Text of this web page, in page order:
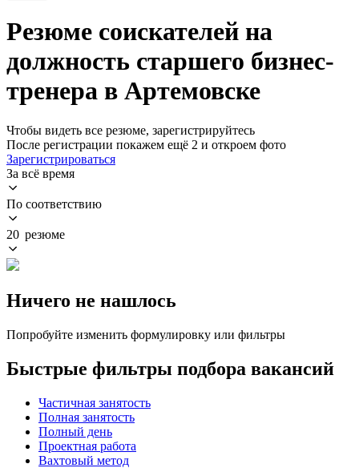
Резюме соискателей на
должность старшего бизнес-
тренера в Артемовске
Чтобы видеть все резюме, зарегистрируйтесь
После регистрации покажем ещё 2 и откроем фото
Зарегистрироваться
За всё время
По соответствию
20 резюме
Ничего не нашлось
Попробуйте изменить формулировку или фильтры
Быстрые фильтры подбора вакансий
Частичная занятость
Полная занятость
Полный день
Проектная работа
Вахтовый метод